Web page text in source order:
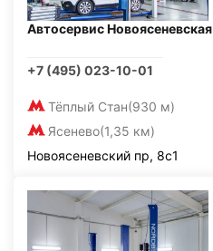
Автосервис Новоясеневская
+7 (495) 023-10-01
Тёплый Стан(930 м)
Ясенево(1,35 км)
Новоясеневский пр, 8с1